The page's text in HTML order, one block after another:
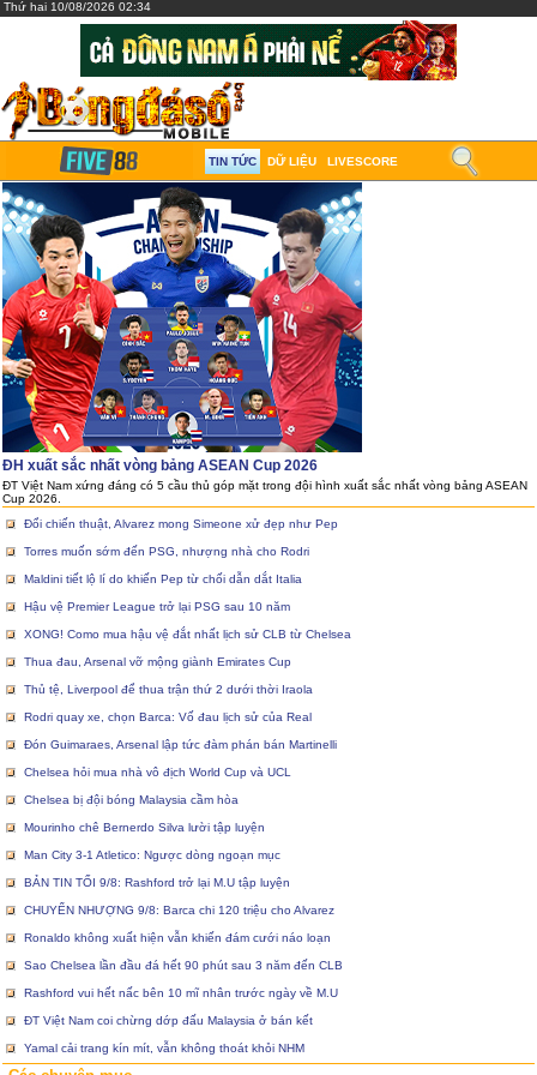
Thứ hai 10/08/2026 02:34
TIN TỨC DỮ LIỆU LIVESCORE
ĐH xuất sắc nhất vòng bảng ASEAN Cup 2026
ĐT Việt Nam xứng đáng có 5 cầu thủ góp mặt trong đội hình xuất sắc nhất vòng bảng ASEAN
Cup 2026.
Đổi chiến thuật, Alvarez mong Simeone xử đẹp như Pep
Torres muốn sớm đến PSG, nhượng nhà cho Rodri
Maldini tiết lộ lí do khiến Pep từ chối dẫn dắt Italia
Hậu vệ Premier League trở lại PSG sau 10 năm
XONG! Como mua hậu vệ đắt nhất lịch sử CLB từ Chelsea
Thua đau, Arsenal vỡ mộng giành Emirates Cup
Thủ tệ, Liverpool để thua trận thứ 2 dưới thời Iraola
Rodri quay xe, chọn Barca: Vố đau lịch sử của Real
Đón Guimaraes, Arsenal lập tức đàm phán bán Martinelli
Chelsea hỏi mua nhà vô địch World Cup và UCL
Chelsea bị đội bóng Malaysia cầm hòa
Mourinho chê Bernerdo Silva lười tập luyện
Man City 3-1 Atletico: Ngược dòng ngoạn mục
BẢN TIN TỐI 9/8: Rashford trở lại M.U tập luyện
CHUYỂN NHƯỢNG 9/8: Barca chi 120 triệu cho Alvarez
Ronaldo không xuất hiện vẫn khiến đám cưới náo loạn
Sao Chelsea lần đầu đá hết 90 phút sau 3 năm đến CLB
Rashford vui hết nấc bên 10 mĩ nhân trước ngày về M.U
ĐT Việt Nam coi chừng dớp đấu Malaysia ở bán kết
Yamal cải trang kín mít, vẫn không thoát khỏi NHM